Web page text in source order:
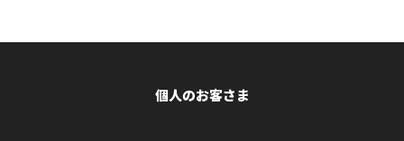
価格はこちら
個人のお客さま